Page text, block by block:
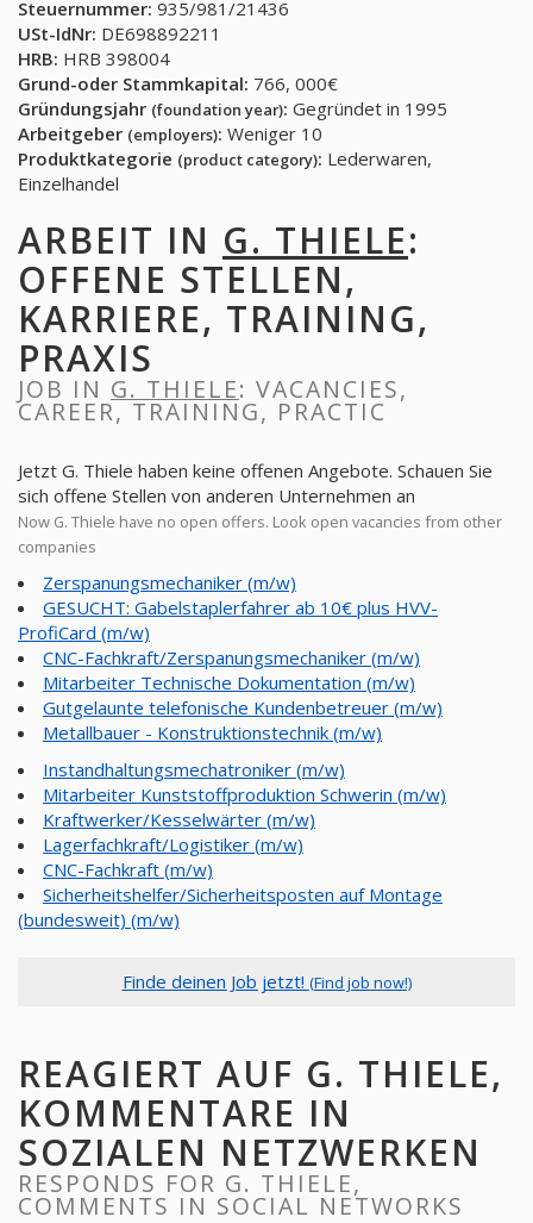
Steuernummer: 935/981/21436
USt-IdNr: DE698892211
HRB: HRB 398004
Grund-oder Stammkapital: 766, 000€
Gründungsjahr (foundation year): Gegründet in 1995
Arbeitgeber (employers): Weniger 10
Produktkategorie (product category): Lederwaren,
Einzelhandel
ARBEIT IN G. THIELE:
OFFENE STELLEN,
KARRIERE, TRAINING,
PRAXIS
JOB IN G. THIELE: VACANCIES,
CAREER, TRAINING, PRACTIC
Jetzt G. Thiele haben keine offenen Angebote. Schauen Sie
sich offene Stellen von anderen Unternehmen an
Now G. Thiele have no open offers. Look open vacancies from other
companies
Zerspanungsmechaniker (m/w)
GESUCHT: Gabelstaplerfahrer ab 10€ plus HVV-
ProfiCard (m/w)
CNC-Fachkraft/Zerspanungsmechaniker (m/w)
Mitarbeiter Technische Dokumentation (m/w)
Gutgelaunte telefonische Kundenbetreuer (m/w)
Metallbauer - Konstruktionstechnik (m/w)
Instandhaltungsmechatroniker (m/w)
Mitarbeiter Kunststoffproduktion Schwerin (m/w)
Kraftwerker/Kesselwärter (m/w)
Lagerfachkraft/Logistiker (m/w)
CNC-Fachkraft (m/w)
Sicherheitshelfer/Sicherheitsposten auf Montage
(bundesweit) (m/w)
Finde deinen Job jetzt! (Find job now!)
REAGIERT AUF G. THIELE,
KOMMENTARE IN
SOZIALEN NETZWERKEN
RESPONDS FOR G. THIELE,
COMMENTS IN SOCIAL NETWORKS